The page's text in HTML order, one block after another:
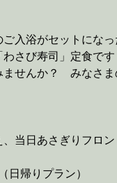
入浴がセットになっ
さび寿司」定食で
せんか？ みなさま
当日あさぎりフロ
日帰りプラン）